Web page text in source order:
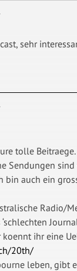
sehr
tolle
Sendungen
bin auch ein
Radio/
ihr eine
20th/
leben, gibt